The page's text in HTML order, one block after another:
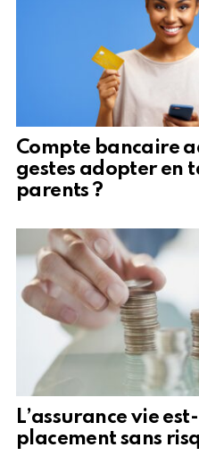
Compte bancaire
gestes adopter en
parents ?
L’assurance vie
placement sans